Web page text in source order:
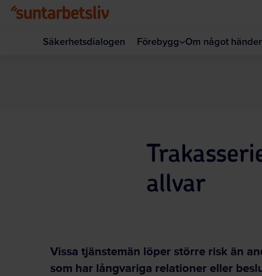
Säkerhetsdialogen Förebygg Om något händer
allvar
Vissa tjänstemän löper större risk än
som har långvariga relationer eller